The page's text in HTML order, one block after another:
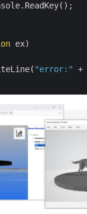
ex)
"error:" +